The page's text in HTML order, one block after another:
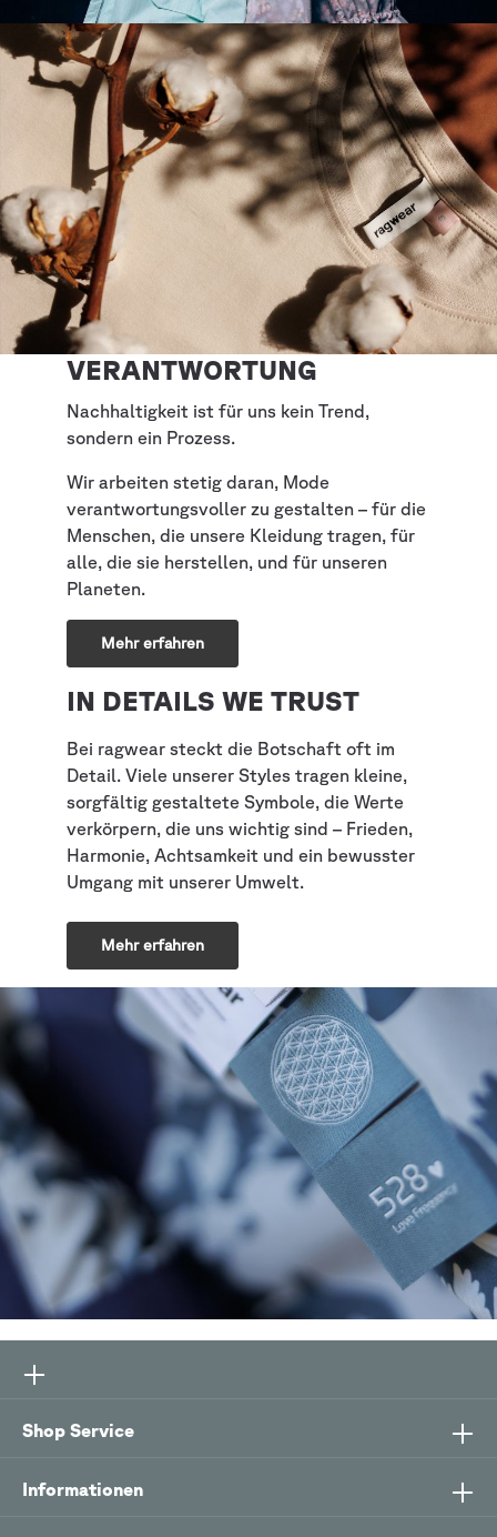
VERANTWORTUNG
Nachhaltigkeit ist für uns kein Trend,
sondern ein Prozess.
Wir arbeiten stetig daran, Mode
verantwortungsvoller zu gestalten – für die
Menschen, die unsere Kleidung tragen, für
alle, die sie herstellen, und für unseren
Planeten.
Mehr erfahren
IN DETAILS WE TRUST
Bei ragwear steckt die Botschaft oft im
Detail. Viele unserer Styles tragen kleine,
sorgfältig gestaltete Symbole, die Werte
verkörpern, die uns wichtig sind – Frieden,
Harmonie, Achtsamkeit und ein bewusster
Umgang mit unserer Umwelt.
Mehr erfahren
Shop Service
Informationen